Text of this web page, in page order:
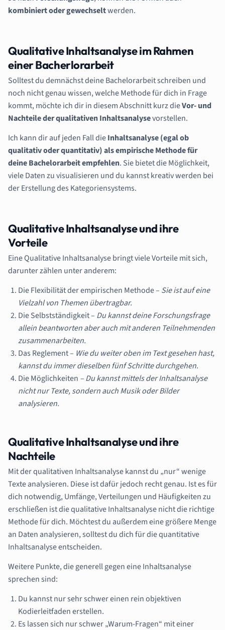
kombiniert oder gewechseltwerden.
Qualitative Inhaltsanalyse im Rahmen
einer Bacherlorarbeit
Solltest du demnächst deine Bachelorarbeit schreiben und
noch nicht genau wissen, welche Methode für dich in Frage
kommt, möchte ich dir in diesem Abschnitt kurz dieVor- und
Nachteile der qualitativen Inhaltsanalysevorstellen.
Ich kann dir auf jeden Fall dieInhaltsanalyse (egal ob
qualitativ oder quantitativ) als empirische Methode für
deine Bachelorarbeit empfehlen. Sie bietet die Möglichkeit,
viele Daten zu visualisieren und du kannst kreativ werden bei
der Erstellung des Kategoriensystems.
Qualitative Inhaltsanalyse und ihre
Vorteile
Eine Qualitative Inhaltsanalyse bringt viele Vorteile mit sich,
darunter zählen unter anderem:
Die Flexibilität der empirischen Methode – Sie ist auf eine
Vielzahl von Themen übertragbar.
Die Selbstständigkeit – Du kannst deine Forschungsfrage
allein beantworten aber auch mit anderen Teilnehmenden
zusammenarbeiten.
Das Reglement – Wie du weiter oben im Text gesehen hast,
kannst du immer dieselben fünf Schritte durchgehen.
Die Möglichkeiten – Du kannst mittels der Inhaltsanalyse
nicht nur Texte, sondern auch Musik oder Bilder
analysieren.
Qualitative Inhaltsanalyse und ihre
Nachteile
Mit der qualitativen Inhaltsanalyse kannst du „nur“ wenige
Texte analysieren. Diese ist dafür jedoch recht genau. Ist es für
dich notwendig, Umfänge, Verteilungen und Häufigkeiten zu
erschließen ist die qualitative Inhaltsanalyse nicht die richtige
Methode für dich. Möchtest du außerdem eine größere Menge
an Daten analysieren, solltest du dich für die quantitative
Inhaltsanalyse entscheiden.
Weitere Punkte, die generell gegen eine Inhaltsanalyse
sprechen sind:
Du kannst nur sehr schwer einen rein objektiven
Kodierleitfaden erstellen.
Es lassen sich nur schwer „Warum-Fragen“ mit einer